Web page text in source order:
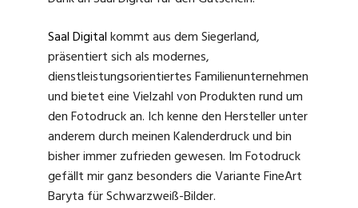
Saal Digitalkommt aus dem Siegerland,
präsentiert sich als modernes,
dienstleistungsorientiertes Familienunternehmen
und bietet eine Vielzahl von Produkten rund um
den Fotodruck an. Ich kenne den Hersteller unter
anderem durch meinen Kalenderdruck und bin
bisher immer zufrieden gewesen. Im Fotodruck
gefällt mir ganz besonders die Variante FineArt
Baryta für Schwarzweiß-Bilder.